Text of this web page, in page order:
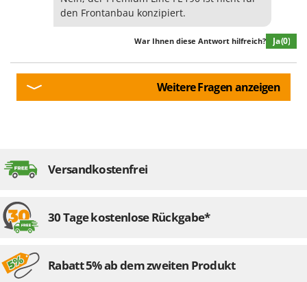
den Frontanbau konzipiert.
War Ihnen diese Antwort hilfreich? Ja(0)
Weitere Fragen anzeigen
Versandkostenfrei
30 Tage kostenlose Rückgabe*
Rabatt 5% ab dem zweiten Produkt